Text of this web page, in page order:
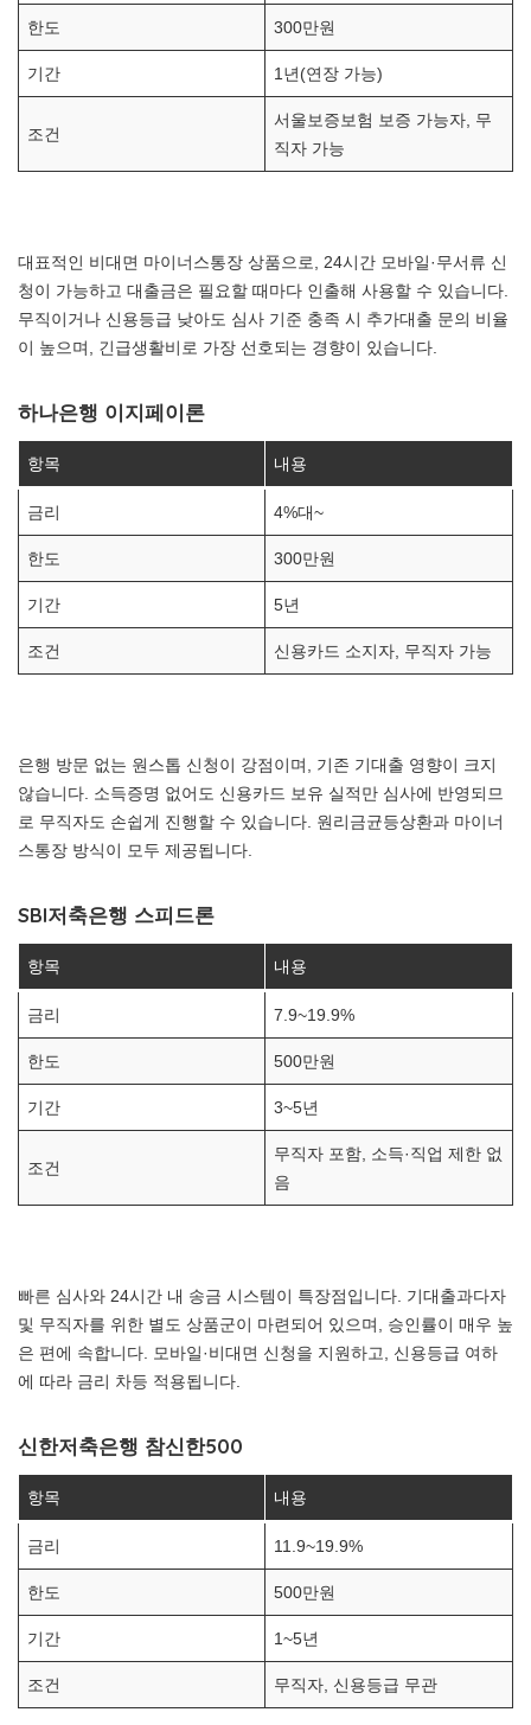
한도 300만원
기간 1년(연장 가능)
조건
서울보증보험 보증 가능자, 무
직자 가능
대표적인 비대면 마이너스통장 상품으로, 24시간 모바일·무서류 신
청이 가능하고 대출금은 필요할 때마다 인출해 사용할 수 있습니다.
무직이거나 신용등급 낮아도 심사 기준 충족 시 추가대출 문의 비율
이 높으며, 긴급생활비로 가장 선호되는 경향이 있습니다.
하나은행 이지페이론
항목 내용
금리 4%대~
한도 300만원
기간 5년
조건 신용카드 소지자, 무직자 가능
은행 방문 없는 원스톱 신청이 강점이며, 기존 기대출 영향이 크지
않습니다. 소득증명 없어도 신용카드 보유 실적만 심사에 반영되므
로 무직자도 손쉽게 진행할 수 있습니다. 원리금균등상환과 마이너
스통장 방식이 모두 제공됩니다.
SBI저축은행 스피드론
항목 내용
금리 7.9~19.9%
한도 500만원
기간 3~5년
조건
무직자 포함, 소득·직업 제한 없
음
빠른 심사와 24시간 내 송금 시스템이 특장점입니다. 기대출과다자
및 무직자를 위한 별도 상품군이 마련되어 있으며, 승인률이 매우 높
은 편에 속합니다. 모바일·비대면 신청을 지원하고, 신용등급 여하
에 따라 금리 차등 적용됩니다.
신한저축은행 참신한500
항목 내용
금리 11.9~19.9%
한도 500만원
기간 1~5년
조건 무직자, 신용등급 무관